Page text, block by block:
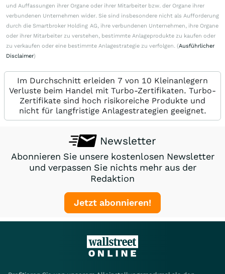
und Auffassungen ihrer Organe oder ihrer Mitarbeiter bzw. der Organe ihrer
verbundenen Unternehmen wider. Sie sind insbesondere nicht als Aufforderung
durch die Smartbroker Holding AG, ihre verbundenen Unternehmen, ihre Organe
oder ihrer Mitarbeiter zu verstehen, bestimmte Anlageprodukte zu kaufen oder
zu verkaufen oder eine bestimmte Anlagestrategie zu verfolgen. (Ausführlicher
Disclaimer)
Im Durchschnitt erleiden 7 von 10 Kleinanlegern
Verluste beim Handel mit Turbo-Zertifikaten. Turbo-
Zertifikate sind hoch risikoreiche Produkte und
nicht für langfristige Anlagestrategien geeignet.
Newsletter
Abonnieren Sie unsere kostenlosen Newsletter
und verpassen Sie nichts mehr aus der
Redaktion
Jetzt abonnieren!